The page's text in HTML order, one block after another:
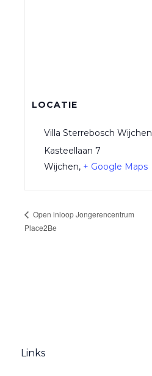
LOCATIE
Villa Sterrebosch Wijchen
Kasteellaan 7
Wijchen, + Google Maps
Open inloop Jongerencentrum
Place2Be
Links